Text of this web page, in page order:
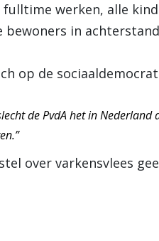
werken, alle
in
op de
de PvdA het in
over varkensvlees